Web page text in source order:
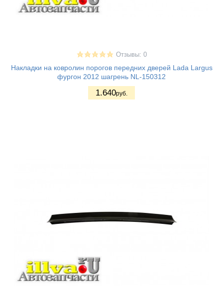
Отзывы: 0
Накладки на ковролин порогов передних дверей Lada Largus
фургон 2012 шагрень NL-150312
1.640руб.